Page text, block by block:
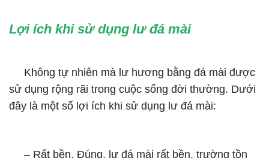
Lợi ích khi sử dụng lư đá mài
Không tự nhiên mà lư hương bằng đá mài được
sử dụng rộng rãi trong cuộc sống đời thường. Dưới
đây là một số lợi ích khi sử dụng lư đá mài:
– Rất bền. Đúng, lư đá mài rất bền, trường tồn